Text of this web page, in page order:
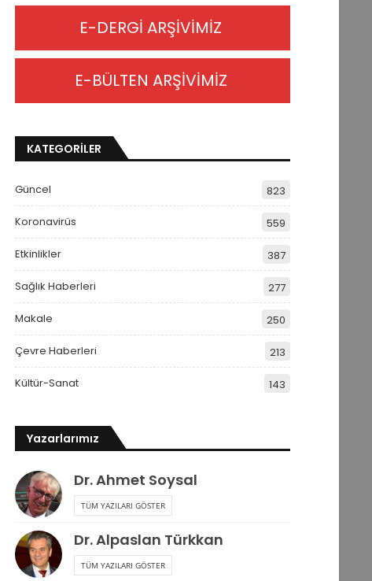
E-DERGİ ARŞİVİMİZ
E-BÜLTEN ARŞİVİMİZ
KATEGORİLER
Güncel 823
Koronavirüs 559
Etkinlikler 387
Sağlık Haberleri 277
Makale 250
Çevre Haberleri 213
Kültür-Sanat 143
Yazarlarımız
Dr. Ahmet Soysal
TÜM YAZILARI GÖSTER
Dr. Alpaslan Türkkan
TÜM YAZILARI GÖSTER